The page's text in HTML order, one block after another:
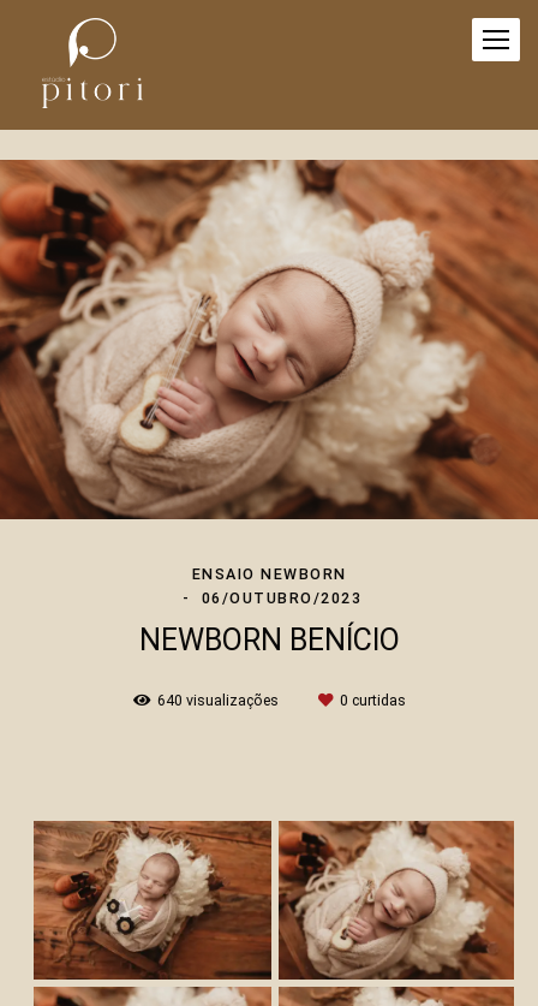
ENSAIO NEWBORN
06/OUTUBRO/2023
NEWBORN BENÍCIO
640 visualizações 0 curtidas